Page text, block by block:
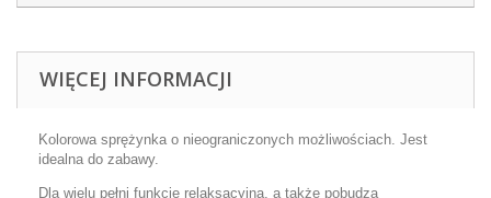
WIĘCEJ INFORMACJI
Kolorowa sprężynka o nieograniczonych możliwościach. Jest
idealna do zabawy.
Dla wielu pełni funkcję relaksacyjną, a także pobudza